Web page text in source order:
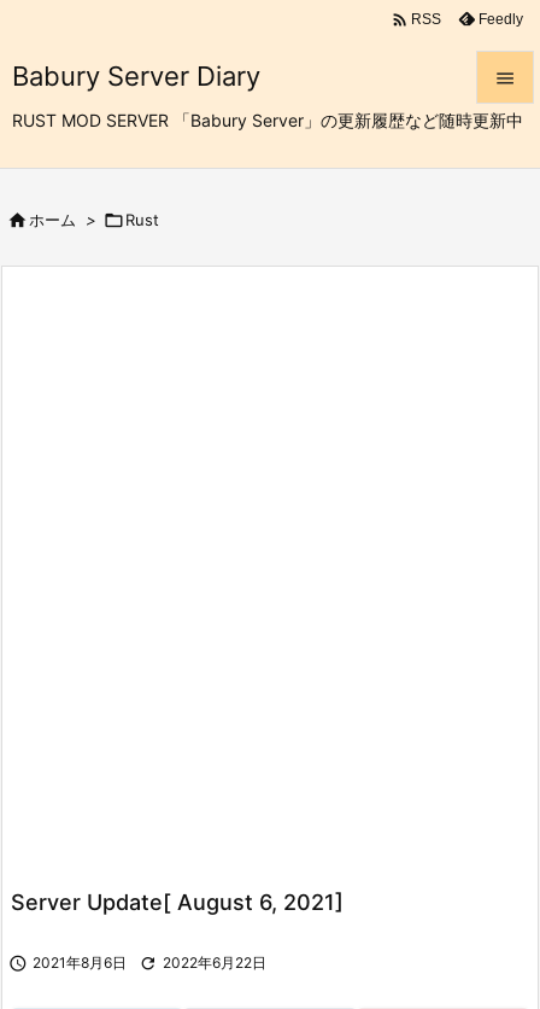
Babury Server Diary
RUST MOD SERVER 「Babury Server」の更新履歴など随時更新中



 RSS Feedly
 ホーム > Rust
Server Update[ August 6, 2021]
 2021年8月6日  2022年6月22日